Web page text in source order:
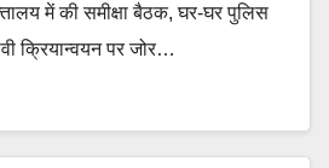
में की समीक्षा बैठक, घर-घर पुलिस
क्रियान्वयन पर जोर…